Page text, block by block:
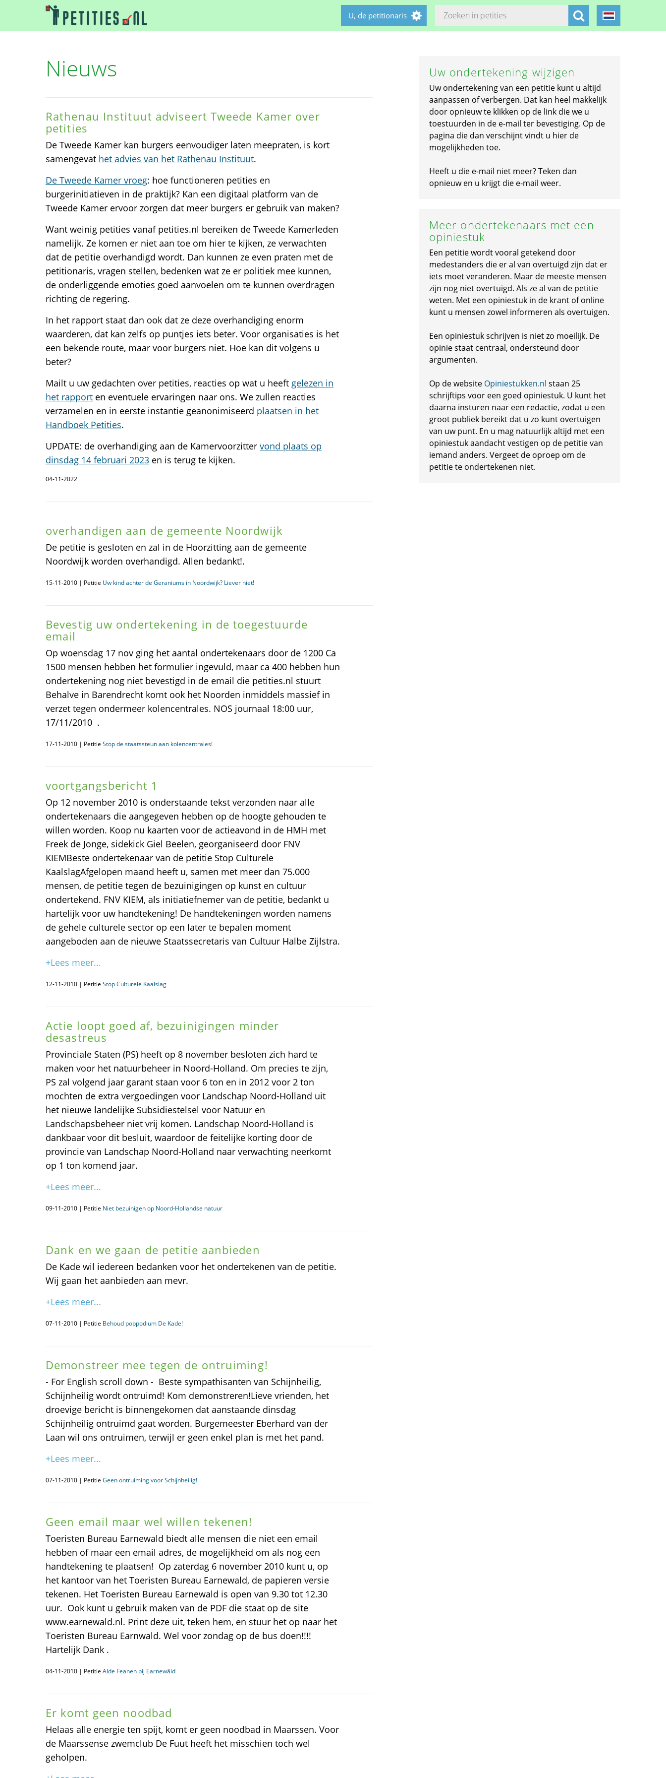
U, de petitionaris
Nieuws
Rathenau Instituut adviseert Tweede Kamer over
petities
De Tweede Kamer kan burgers eenvoudiger laten meepraten, is kort
samengevat het advies van het Rathenau Instituut.
De Tweede Kamer vroeg: hoe functioneren petities en
burgerinitiatieven in de praktijk? Kan een digitaal platform van de
Tweede Kamer ervoor zorgen dat meer burgers er gebruik van maken?
Want weinig petities vanaf petities.nl bereiken de Tweede Kamerleden
namelijk. Ze komen er niet aan toe om hier te kijken, ze verwachten
dat de petitie overhandigd wordt. Dan kunnen ze even praten met de
petitionaris, vragen stellen, bedenken wat ze er politiek mee kunnen,
de onderliggende emoties goed aanvoelen om te kunnen overdragen
richting de regering.
In het rapport staat dan ook dat ze deze overhandiging enorm
waarderen, dat kan zelfs op puntjes iets beter. Voor organisaties is het
een bekende route, maar voor burgers niet. Hoe kan dit volgens u
beter?
Mailt u uw gedachten over petities, reacties op wat u heeft gelezen in
het rapport en eventuele ervaringen naar ons. We zullen reacties
verzamelen en in eerste instantie geanonimiseerd plaatsen in het
Handboek Petities.
UPDATE: de overhandiging aan de Kamervoorzitter vond plaats op
dinsdag 14 februari 2023 en is terug te kijken.
04-11-2022
overhandigen aan de gemeente Noordwijk
De petitie is gesloten en zal in de Hoorzitting aan de gemeente
Noordwijk worden overhandigd. Allen bedankt!.
15-11-2010 | Petitie Uw kind achter de Geraniums in Noordwijk? Liever niet!
Bevestig uw ondertekening in de toegestuurde
email
Op woensdag 17 nov ging het aantal ondertekenaars door de 1200 Ca
1500 mensen hebben het formulier ingevuld, maar ca 400 hebben hun
ondertekening nog niet bevestigd in de email die petities.nl stuurt
Behalve in Barendrecht komt ook het Noorden inmiddels massief in
verzet tegen ondermeer kolencentrales. NOS journaal 18:00 uur,
17/11/2010 .
17-11-2010 | Petitie Stop de staatssteun aan kolencentrales!
voortgangsbericht 1
Op 12 november 2010 is onderstaande tekst verzonden naar alle
ondertekenaars die aangegeven hebben op de hoogte gehouden te
willen worden. Koop nu kaarten voor de actieavond in de HMH met
Freek de Jonge, sidekick Giel Beelen, georganiseerd door FNV
KIEMBeste ondertekenaar van de petitie Stop Culturele
KaalslagAfgelopen maand heeft u, samen met meer dan 75.000
mensen, de petitie tegen de bezuinigingen op kunst en cultuur
ondertekend. FNV KIEM, als initiatiefnemer van de petitie, bedankt u
hartelijk voor uw handtekening! De handtekeningen worden namens
de gehele culturele sector op een later te bepalen moment
aangeboden aan de nieuwe Staatssecretaris van Cultuur Halbe Zijlstra.
+Lees meer...
12-11-2010 | Petitie Stop Culturele Kaalslag
Actie loopt goed af, bezuinigingen minder
desastreus
Provinciale Staten (PS) heeft op 8 november besloten zich hard te
maken voor het natuurbeheer in Noord-Holland. Om precies te zijn,
PS zal volgend jaar garant staan voor 6 ton en in 2012 voor 2 ton
mochten de extra vergoedingen voor Landschap Noord-Holland uit
het nieuwe landelijke Subsidiestelsel voor Natuur en
Landschapsbeheer niet vrij komen. Landschap Noord-Holland is
dankbaar voor dit besluit, waardoor de feitelijke korting door de
provincie van Landschap Noord-Holland naar verwachting neerkomt
op 1 ton komend jaar.
+Lees meer...
09-11-2010 | Petitie Niet bezuinigen op Noord-Hollandse natuur
Dank en we gaan de petitie aanbieden
De Kade wil iedereen bedanken voor het ondertekenen van de petitie.
Wij gaan het aanbieden aan mevr.
+Lees meer...
07-11-2010 | Petitie Behoud poppodium De Kade!
Demonstreer mee tegen de ontruiming!
- For English scroll down - Beste sympathisanten van Schijnheilig,
Schijnheilig wordt ontruimd! Kom demonstreren!Lieve vrienden, het
droevige bericht is binnengekomen dat aanstaande dinsdag
Schijnheilig ontruimd gaat worden. Burgemeester Eberhard van der
Laan wil ons ontruimen, terwijl er geen enkel plan is met het pand.
+Lees meer...
07-11-2010 | Petitie Geen ontruiming voor Schijnheilig!
Geen email maar wel willen tekenen!
Toeristen Bureau Earnewald biedt alle mensen die niet een email
hebben of maar een email adres, de mogelijkheid om als nog een
handtekening te plaatsen! Op zaterdag 6 november 2010 kunt u, op
het kantoor van het Toeristen Bureau Earnewald, de papieren versie
tekenen. Het Toeristen Bureau Earnewald is open van 9.30 tot 12.30
uur. Ook kunt u gebruik maken van de PDF die staat op de site
www.earnewald.nl. Print deze uit, teken hem, en stuur het op naar het
Toeristen Bureau Earnwald. Wel voor zondag op de bus doen!!!!
Hartelijk Dank .
04-11-2010 | Petitie Alde Feanen bij Earnewâld
Er komt geen noodbad
Helaas alle energie ten spijt, komt er geen noodbad in Maarssen. Voor
de Maarssense zwemclub De Fuut heeft het misschien toch wel
geholpen.
Uw ondertekening wijzigen
Uw ondertekening van een petitie kunt u altijd
aanpassen of verbergen. Dat kan heel makkelijk
door opnieuw te klikken op de link die we u
toestuurden in de e-mail ter bevestiging. Op de
pagina die dan verschijnt vindt u hier de
mogelijkheden toe.
Heeft u die e-mail niet meer? Teken dan
opnieuw en u krijgt die e-mail weer.
Meer ondertekenaars met een
opiniestuk
Een petitie wordt vooral getekend door
medestanders die er al van overtuigd zijn dat er
iets moet veranderen. Maar de meeste mensen
zijn nog niet overtuigd. Als ze al van de petitie
weten. Met een opiniestuk in de krant of online
kunt u mensen zowel informeren als overtuigen.
Een opiniestuk schrijven is niet zo moeilijk. De
opinie staat centraal, ondersteund door
argumenten.
Op de website Opiniestukken.nl staan 25
schrijftips voor een goed opiniestuk. U kunt het
daarna insturen naar een redactie, zodat u een
groot publiek bereikt dat u zo kunt overtuigen
van uw punt. En u mag natuurlijk altijd met een
opiniestuk aandacht vestigen op de petitie van
iemand anders. Vergeet de oproep om de
petitie te ondertekenen niet.